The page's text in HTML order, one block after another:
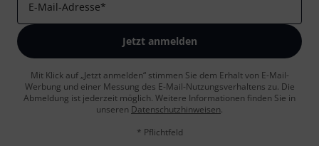
E-Mail-Adresse*
Jetzt anmelden
Mit Klick auf „Jetzt anmelden“ stimmen Sie dem Erhalt von E-Mail-
Werbung und einer Messung des E-Mail-Nutzungsverhaltens zu. Die
Abmeldung ist jederzeit möglich. Weitere Informationen finden Sie in
unseren Datenschutzhinweisen.
* Pflichtfeld